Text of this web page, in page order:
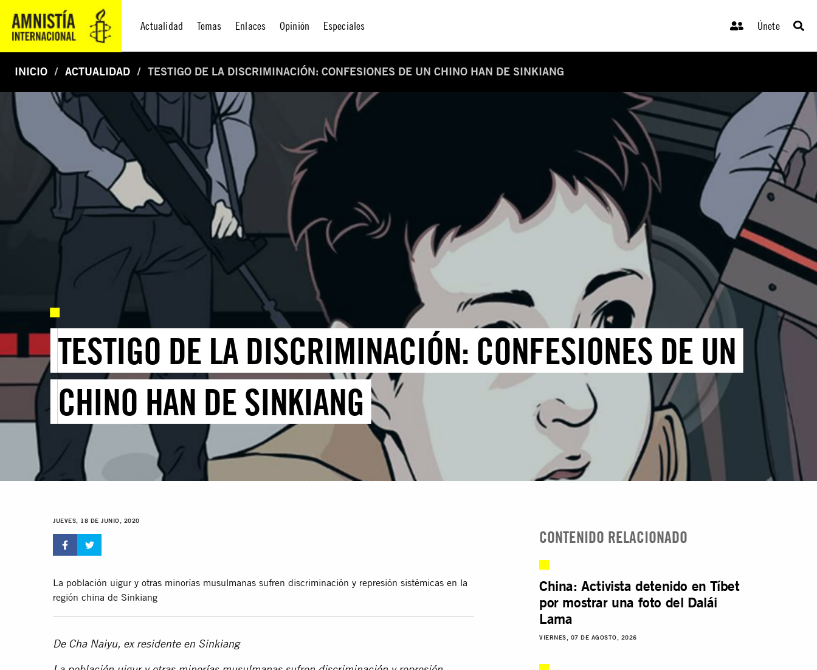
Actualidad Temas Enlaces Opinión Especiales Únete
INICIO ACTUALIDAD TESTIGO DE LA DISCRIMINACIÓN: CONFESIONES DE UN CHINO HAN DE SINKIANG
TESTIGO DE LA DISCRIMINACIÓN: CONFESIONES DE UN
CHINO HAN DE SINKIANG
JUEVES, 18 DE JUNIO, 2020
La población uigur y otras minorías musulmanas sufren discriminación y represión sistémicas en la
región china de Sinkiang
De Cha Naiyu, ex residente en Sinkiang
CONTENIDO RELACIONADO
China: Activista detenido en Tíbet
por mostrar una foto del Dalái
Lama
VIERNES, 07 DE AGOSTO, 2026